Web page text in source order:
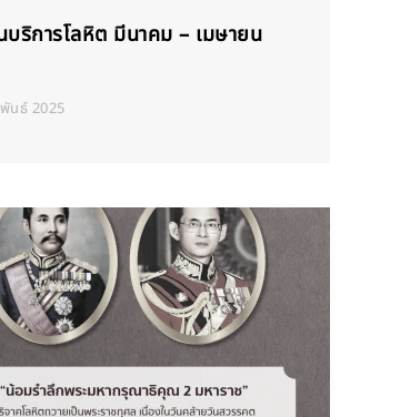
บริการโลหิต มีนาคม – เมษายน
นธ์ 2025